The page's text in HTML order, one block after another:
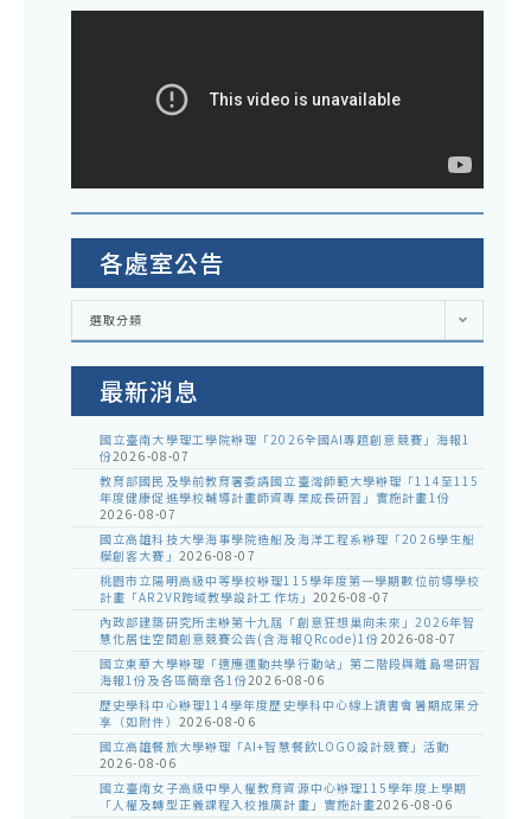
各處室公告
各
室
選取分類
最新消息
國立臺南大學理工學院辦理「2026全國AI專題創意競賽」海報1
份2026-08-07
教育部國民及學前教育署委請國立臺灣師範大學辦理「114至115
年度健康促進學校輔導計畫師資專業成長研習」實施計畫1份
2026-08-07
國立高雄科技大學海事學院造船及海洋工程系辦理「2026學生船
模創客大賽」 2026-08-07
桃園市立陽明高級中等學校辦理115學年度第一學期數位前導學校
計畫「AR2VR跨域教學設計工作坊」 2026-08-07
內政部建築研究所主辦第十九屆「創意狂想巢向未來」2026年智
慧化居住空間創意競賽公告(含海報QRcode)1份2026-08-07
國立東華大學辦理「適應運動共學行動站」第二階段與離島場研習
海報1份及各區簡章各1份2026-08-06
歷史學科中心辦理114學年度歷史學科中心線上讀書會暑期成果分
享（如附件） 2026-08-06
國立高雄餐旅大學辦理「AI+智慧餐飲LOGO設計競賽」活動
2026-08-06
國立臺南女子高級中學人權教育資源中心辦理115學年度上學期
「人權及轉型正義課程入校推廣計畫」實施計畫2026-08-06